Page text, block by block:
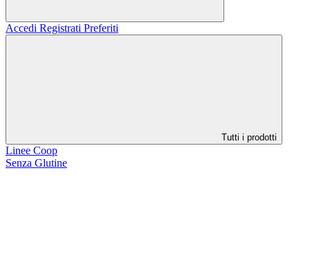
Accedi Registrati Preferiti
Tutti i prodotti
Linee Coop
Senza Glutine